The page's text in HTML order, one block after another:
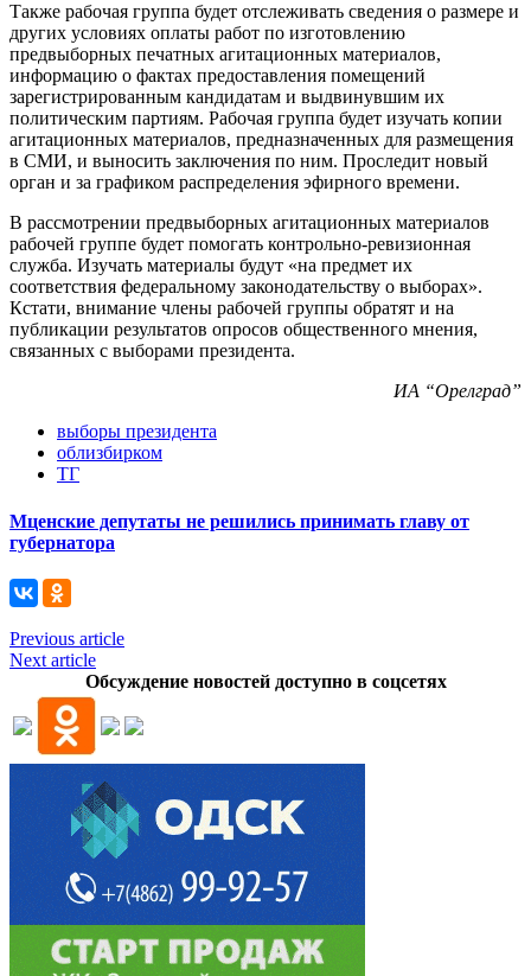
Также рабочая группа будет отслеживать сведения о размере и
других условиях оплаты работ по изготовлению
предвыборных печатных агитационных материалов,
информацию о фактах предоставления помещений
зарегистрированным кандидатам и выдвинувшим их
политическим партиям. Рабочая группа будет изучать копии
агитационных материалов, предназначенных для размещения
в СМИ, и выносить заключения по ним. Проследит новый
орган и за графиком распределения эфирного времени.
В рассмотрении предвыборных агитационных материалов
рабочей группе будет помогать контрольно-ревизионная
служба. Изучать материалы будут «на предмет их
соответствия федеральному законодательству о выборах».
Кстати, внимание члены рабочей группы обратят и на
публикации результатов опросов общественного мнения,
связанных с выборами президента.
ИА “Орелград”
выборы президента
облизбирком
ТГ
Мценские депутаты не решились принимать главу от
губернатора
Previous article
Next article
Обсуждение новостей доступно в соцсетях